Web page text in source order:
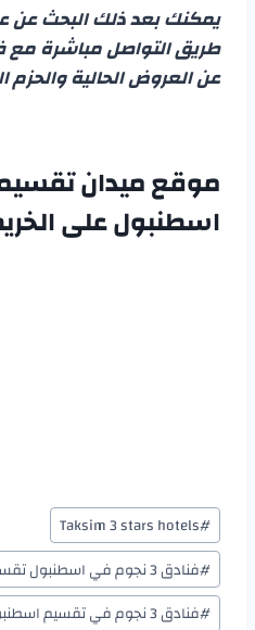
يمكنك بعد ذلك البحث
طريق التواصل مباشرة مع
عن العروض الحالية والحزم
موقع ميدان
اسطنبول على
#
Taksim 3 stars hotels
#فنادق 3 نجوم في اسطنبول تقسيم
#فنادق 3 نجوم في تقسيم اسطنبول